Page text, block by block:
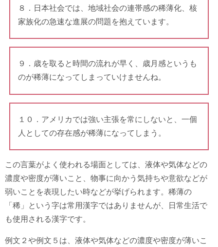
８．日本社会では、地域社会の連帯感の稀薄化、核
家族化の急速な進展の問題を抱えています。
９．歳を取ると時間の流れが早く、歳月感というも
のが稀薄になってしまっていけませんね。
１０．アメリカでは強い主張を常にしないと、一個
人としての存在感が稀薄になってしまう。
この言葉がよく使われる場面としては、液体や気体などの
濃度や密度が薄いこと、物事に向かう気持ちや意欲などが
弱いことを表現したい時などが挙げられます。稀薄の
「稀」という字は常用漢字ではありませんが、日常生活で
も使用される漢字です。
例文２や例文５は、液体や気体などの濃度や密度が薄いこ